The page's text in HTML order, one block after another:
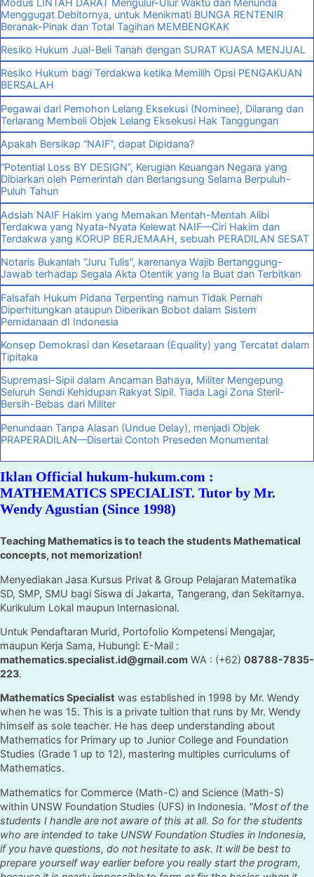
Menggugat Debitornya, untuk Menikmati BUNGA RENTENIR
Beranak-Pinak dan Total Tagihan MEMBENGKAK
Resiko Hukum Jual-Beli Tanah dengan SURAT KUASA MENJUAL
Resiko Hukum bagi Terdakwa ketika Memilih Opsi PENGAKUAN
BERSALAH
Pegawai dari Pemohon Lelang Eksekusi (Nominee), Dilarang dan
Terlarang Membeli Objek Lelang Eksekusi Hak Tanggungan
Apakah Bersikap “NAIF”, dapat Dipidana?
“Potential Loss BY DESIGN”, Kerugian Keuangan Negara yang
Dibiarkan oleh Pemerintah dan Berlangsung Selama Berpuluh-
Puluh Tahun
Adslah NAIF Hakim yang Memakan Mentah-Mentah Alibi
Terdakwa yang Nyata-Nyata Kelewat NAIF—Ciri Hakim dan
Terdakwa yang KORUP BERJEMAAH, sebuah PERADILAN SESAT
Notaris Bukanlah “Juru Tulis”, karenanya Wajib Bertanggung-
Jawab terhadap Segala Akta Otentik yang Ia Buat dan Terbitkan
Falsafah Hukum Pidana Terpenting namun Tidak Pernah
Diperhitungkan ataupun Diberikan Bobot dalam Sistem
Pemidanaan dI Indonesia
Konsep Demokrasi dan Kesetaraan (Equality) yang Tercatat dalam
Tipitaka
Supremasi-Sipil dalam Ancaman Bahaya, Militer Mengepung
Seluruh Sendi Kehidupan Rakyat Sipil. Tiada Lagi Zona Steril-
Bersih-Bebas dari Militer
Penundaan Tanpa Alasan (Undue Delay), menjadi Objek
PRAPERADILAN—Disertai Contoh Preseden Monumental
Iklan Official hukum-hukum.com :
MATHEMATICS SPECIALIST. Tutor by Mr.
Wendy Agustian (Since 1998)
Teaching Mathematics is to teach the students Mathematical
concepts, not memorization!
Menyediakan Jasa Kursus Privat & Group Pelajaran Matematika
SD, SMP, SMU bagi Siswa di Jakarta, Tangerang, dan Sekitarnya.
Kurikulum Lokal maupun Internasional.
Untuk Pendaftaran Murid, Portofolio Kompetensi Mengajar,
maupun Kerja Sama, Hubungi: E-Mail :
mathematics.specialist.id@gmail.com WA : (+62) 08788-7835-
223.
Mathematics Specialist was established in 1998 by Mr. Wendy
when he was 15. This is a private tuition that runs by Mr. Wendy
himself as sole teacher. He has deep understanding about
Mathematics for Primary up to Junior College and Foundation
Studies (Grade 1 up to 12), mastering multiples curriculums of
Mathematics.
Mathematics for Commerce (Math-C) and Science (Math-S)
within UNSW Foundation Studies (UFS) in Indonesia. "Most of the
students I handle are not aware of this at all. So for the students
who are intended to take UNSW Foundation Studies in Indonesia,
if you have questions, do not hesitate to ask. It will be best to
prepare yourself way earlier before you really start the program,